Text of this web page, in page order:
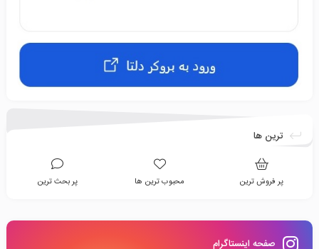
ترین ها
پر فروش ترین محبوب ترین ها پر بحث ترین
صفحه اینستاگرام